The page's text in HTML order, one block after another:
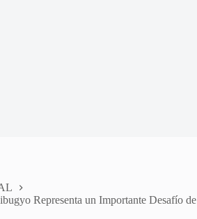
Representa un Importante Desafío de